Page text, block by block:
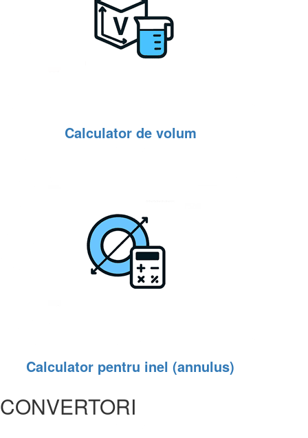
Calculator de volum
Calculator pentru inel (annulus)
CONVERTORI